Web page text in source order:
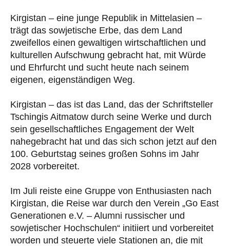
Kirgistan – eine junge Republik in Mittelasien –
trägt das sowjetische Erbe, das dem Land
zweifellos einen gewaltigen wirtschaftlichen und
kulturellen Aufschwung gebracht hat, mit Würde
und Ehrfurcht und sucht heute nach seinem
eigenen, eigenständigen Weg.
Kirgistan – das ist das Land, das der Schriftsteller
Tschingis Aitmatow durch seine Werke und durch
sein gesellschaftliches Engagement der Welt
nahegebracht hat und das sich schon jetzt auf den
100. Geburtstag seines großen Sohns im Jahr
2028 vorbereitet.
Im Juli reiste eine Gruppe von Enthusiasten nach
Kirgistan, die Reise war durch den Verein „Go East
Generationen e.V. – Alumni russischer und
sowjetischer Hochschulen“ initiiert und vorbereitet
worden und steuerte viele Stationen an, die mit